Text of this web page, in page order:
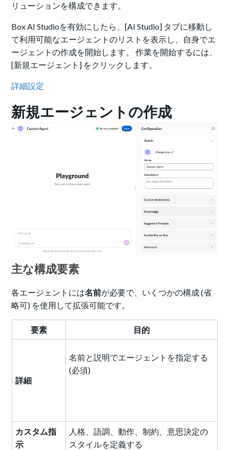
リューションを構成できます。
Box AI Studioを有効にしたら、[AI Studio] タブに移動し
て利用可能なエージェントのリストを表示し、自身でエ
ージェントの作成を開始します。 作業を開始するには、
[新規エージェント] をクリックします。
詳細設定
新規エージェントの作成
主な構成要素
各エージェントには名前が必要で、いくつかの構成 (省
略可) を使用して拡張可能です。
要素 目的
詳細
名前と説明でエージェントを指定する
(必須)
カスタム指
示
人格、語調、動作、制約、意思決定の
スタイルを定義する